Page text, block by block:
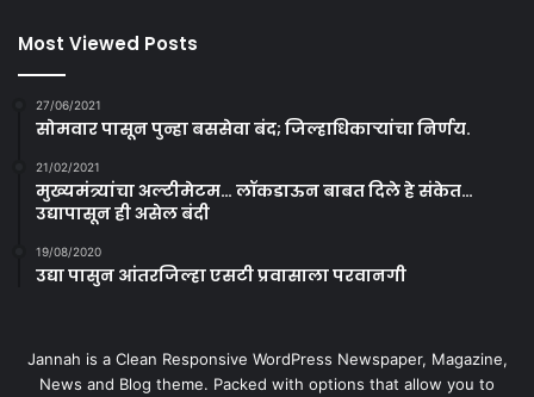
Most Viewed Posts
27/06/2021
सोमवार पासून पुन्हा बससेवा बंद; जिल्हाधिकाऱ्यांचा निर्णय.
21/02/2021
मुख्यमंत्र्यांचा अल्टीमेटम… लॉकडाऊन बाबत दिले हे संकेत…
उद्यापासून ही असेल बंदी
19/08/2020
उद्या पासुन आंतरजिल्हा एसटी प्रवासाला परवानगी
Jannah is a Clean Responsive WordPress Newspaper, Magazine,
News and Blog theme. Packed with options that allow you to